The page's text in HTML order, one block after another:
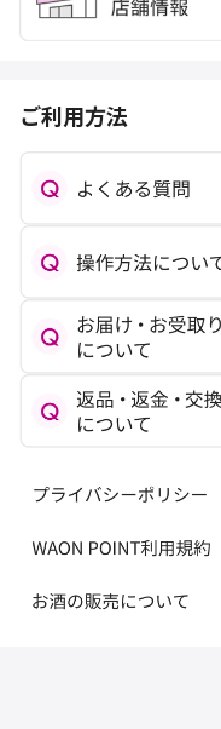
ご利用方法